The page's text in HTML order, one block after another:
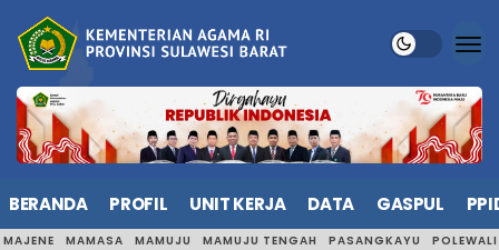
BERANDA PROFIL UNIT KERJA DATA GASPUL
MAJENE MAMASA MAMUJU MAMUJU TENGAH PASANGKAYU